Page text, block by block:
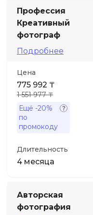
Профессия
Креативный
фотограф
Подробнее
Цена
775 992 ₸
1 551 977 ₸
Ещё -20%
по
промокоду
Длительность
4 месяца
Авторская
фотография